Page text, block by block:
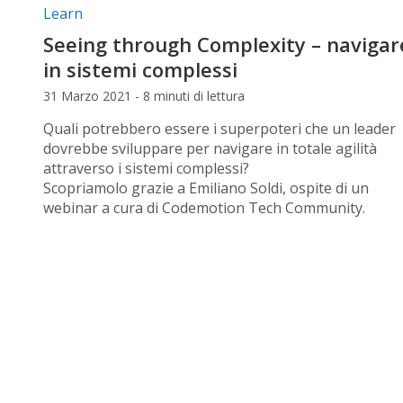
Categorie articolo:
Learn
Seeing through Complexity –
in sistemi complessi
31 Marzo 2021 - 8 minuti di lettura
Quali potrebbero essere i superpoteri che un leader
dovrebbe sviluppare per navigare in totale agilità
attraverso i sistemi complessi?
Scopriamolo grazie a Emiliano Soldi, ospite di un
webinar a cura di Codemotion Tech Community.